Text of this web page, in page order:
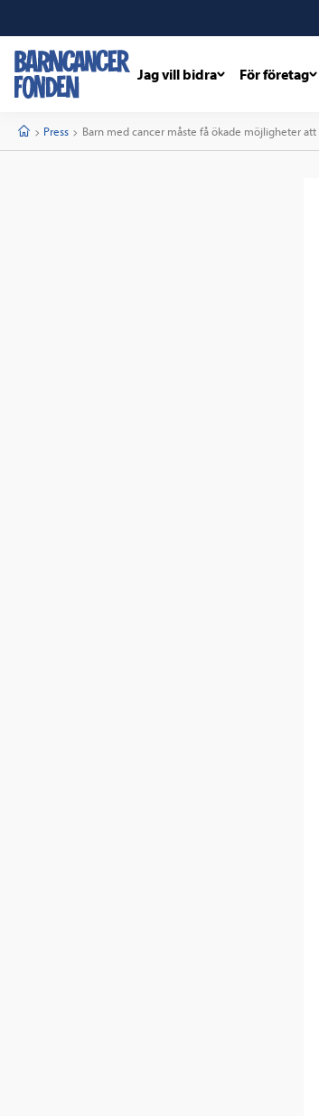
Jag vill bidra För företag
StartPress Current:
Barn med cancer måste få ökade möjligheter